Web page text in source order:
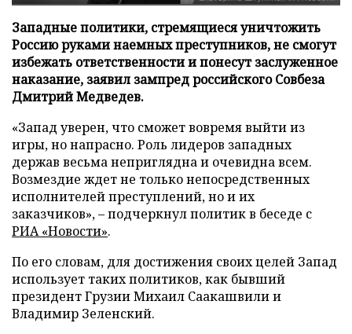
Западные политики, стремящиеся уничтожить
Россию руками наемных преступников, не смогут
избежать ответственности и понесут заслуженное
наказание, заявил зампред российского Совбеза
Дмитрий Медведев.
«Запад уверен, что сможет вовремя выйти из
игры, но напрасно. Роль лидеров западных
держав весьма неприглядна и очевидна всем.
Возмездие ждет не только непосредственных
исполнителей преступлений, но и их
заказчиков», – подчеркнул политик в беседе с
РИА «Новости».
По его словам, для достижения своих целей Запад
использует таких политиков, как бывший
президент Грузии Михаил Саакашвили и
Владимир Зеленский.